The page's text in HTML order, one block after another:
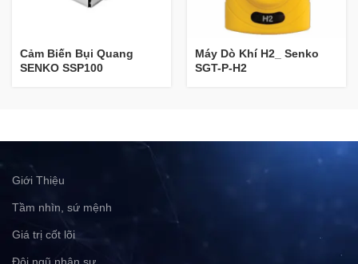
Cảm Biến Bụi Quang
SENKO SSP100
Máy Dò Khí H2_ Senko
SGT-P-H2
Giới Thiệu
Tầm nhìn, sứ mệnh
Giá trị cốt lõi